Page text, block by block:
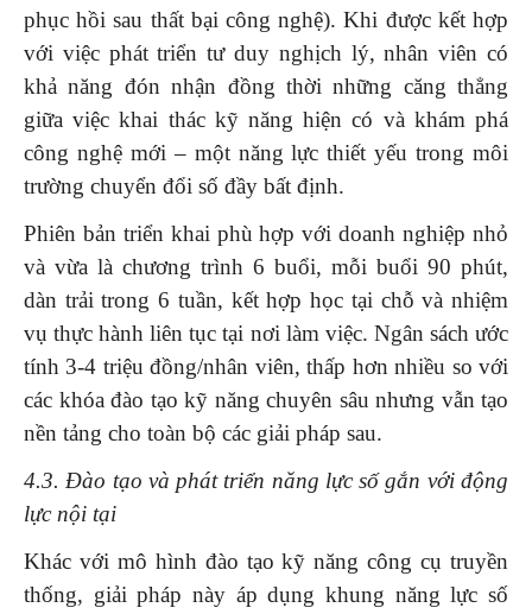
phục hồi sau thất bại công nghệ). Khi được kết hợp
với việc phát triển tư duy nghịch lý, nhân viên có
khả năng đón nhận đồng thời những căng thẳng
giữa việc khai thác kỹ năng hiện có và khám phá
công nghệ mới – một năng lực thiết yếu trong môi
trường chuyển đổi số đầy bất định.
Phiên bản triển khai phù hợp với doanh nghiệp nhỏ
và vừa là chương trình 6 buổi, mỗi buổi 90 phút,
dàn trải trong 6 tuần, kết hợp học tại chỗ và nhiệm
vụ thực hành liên tục tại nơi làm việc. Ngân sách ước
tính 3-4 triệu đồng/nhân viên, thấp hơn nhiều so với
các khóa đào tạo kỹ năng chuyên sâu nhưng vẫn tạo
nền tảng cho toàn bộ các giải pháp sau.
4.3. Đào tạo và phát triển năng lực số gắn với động
lực nội tại
Khác với mô hình đào tạo kỹ năng công cụ truyền
thống, giải pháp này áp dụng khung năng lực số